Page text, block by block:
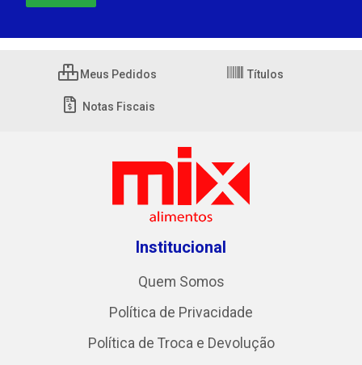
Meus Pedidos Títulos
Notas Fiscais
Institucional
Quem Somos
Política de Privacidade
Política de Troca e Devolução